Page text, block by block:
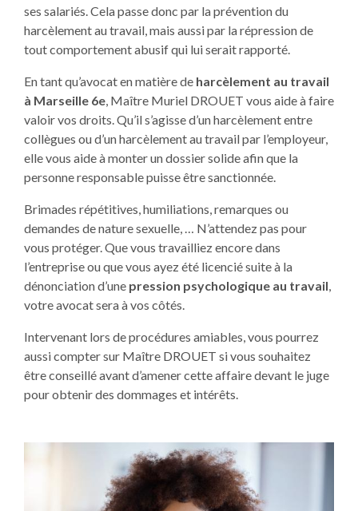
ses salariés. Cela passe donc par la prévention du
harcèlement au travail, mais aussi par la répression de
tout comportement abusif qui lui serait rapporté.
En tant qu’avocat en matière de harcèlement au travail
à Marseille 6e, Maître Muriel DROUET vous aide à faire
valoir vos droits. Qu’il s’agisse d’un harcèlement entre
collègues ou d’un harcèlement au travail par l’employeur,
elle vous aide à monter un dossier solide afin que la
personne responsable puisse être sanctionnée.
Brimades répétitives, humiliations, remarques ou
demandes de nature sexuelle, … N’attendez pas pour
vous protéger. Que vous travailliez encore dans
l’entreprise ou que vous ayez été licencié suite à la
dénonciation d’une pression psychologique au travail
votre avocat sera à vos côtés.
Intervenant lors de procédures amiables, vous pourrez
aussi compter sur Maître DROUET si vous souhaitez
être conseillé avant d’amener cette affaire devant le juge
pour obtenir des dommages et intérêts.